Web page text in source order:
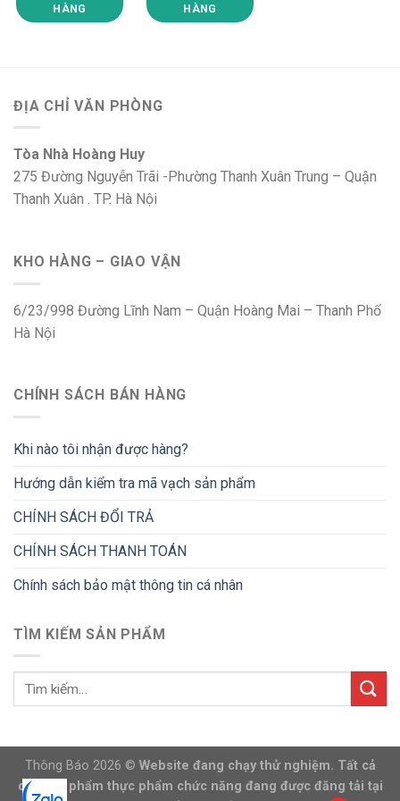
HÀNG
HÀNG
ĐỊA CHỈ VĂN PHÒNG
Tòa Nhà Hoàng Huy
275 Đường Nguyễn Trãi -Phường Thanh Xuân Trung – Quận
Thanh Xuân . TP. Hà Nội
KHO HÀNG – GIAO VẬN
6/23/998 Đường Lĩnh Nam – Quận Hoàng Mai – Thanh Phố
Hà Nội
CHÍNH SÁCH BÁN HÀNG
Khi nào tôi nhận được hàng?
Hướng dẫn kiểm tra mã vạch sản phẩm
CHÍNH SÁCH ĐỔI TRẢ
CHÍNH SÁCH THANH TOÁN
Chính sách bảo mật thông tin cá nhân
TÌM KIẾM SẢN PHẨM
Thông Báo 2026 © Website đang chạy thử nghiệm. Tất cả
các sản phẩm thực phẩm chức năng đang được đăng tải tại